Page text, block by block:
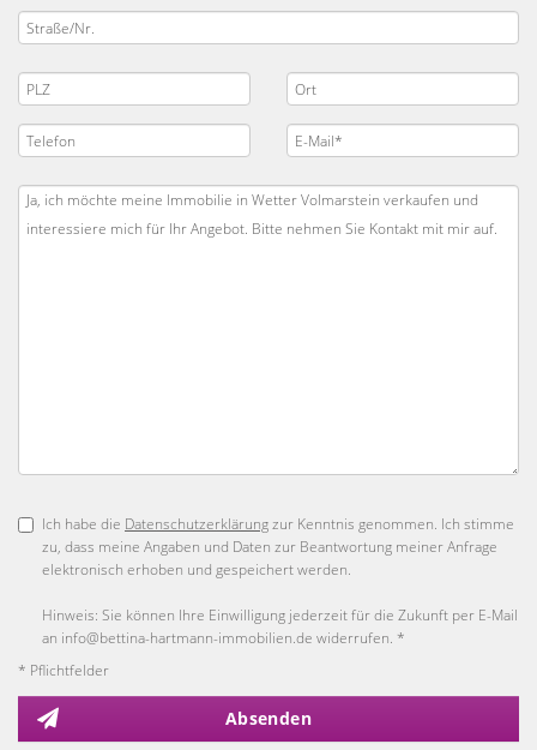
Ich habe die Datenschutzerklärungzur Kenntnis genommen. Ich stimme
zu, dass meine Angaben und Daten zur Beantwortung meiner Anfrage
elektronisch erhoben und gespeichert werden.
Hinweis: Sie können Ihre Einwilligung jederzeit für die Zukunft per E-Mail
an info@bettina-hartmann-immobilien.de widerrufen. *
* Pflichtfelder
Absenden